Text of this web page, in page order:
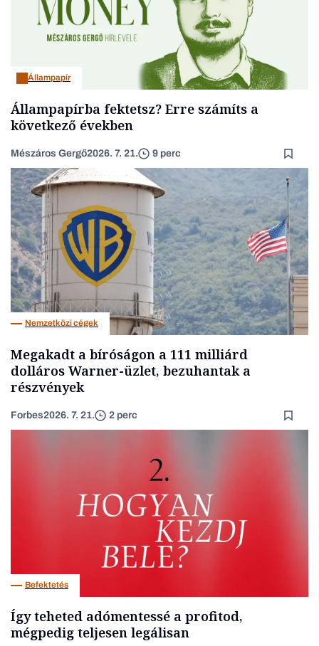
Állampapír
Állampapírba fektetsz? Erre számíts a
következő években
Mészáros Gergő2026. 7. 21. 9 perc
Nemzetközi cégek
Megakadt a bíróságon a 111 milliárd
dolláros Warner-üzlet, bezuhantak a
részvények
Forbes2026. 7. 21. 2 perc
Befektetés
Így teheted adómentessé a profitod,
mégpedig teljesen legálisan